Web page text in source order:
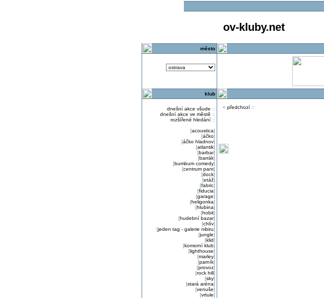
ov-kluby.net
město
klub
dnešní akce všude ::
dnešní akce ve městě ::
rozšířené hledání::
[acoustica]
[áčko]
[áčko hladnov]
[atlantik]
[barbar]
[barrák]
[bumbum comedy]
[centrum pant]
[dock]
[etáž]
[fabric]
[fiducia]
[garage]
[heligonka]
[hlubina]
[hobit]
[hudební bazar]
[chlív]
[jeden tag - galerie nibiru]
[jungle]
[klid]
[komorní klub]
[lighthouse]
[marley]
[parník]
[provoz]
[rock hill]
[sky]
[stará aréna]
[venuše]
[vrtule]
< předchozí::